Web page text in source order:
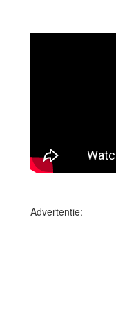
Advertentie: